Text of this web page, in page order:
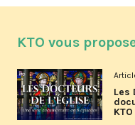
KTO vous
Les
KTO